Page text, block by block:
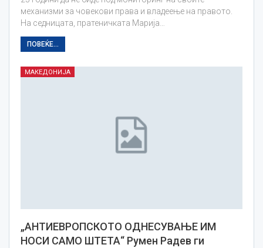
механизми за човекови права и владеење на правото.
На седницата, пратеничката Марија…
ПОВЕЌЕ...
МАКЕДОНИЈА
„АНТИЕВРОПСКОТО ОДНЕСУВАЊЕ ИМ
НОСИ САМО ШТЕТА“ Румен Радев ги